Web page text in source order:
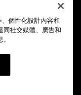
個性化設計內容和
同社交媒體、廣告和